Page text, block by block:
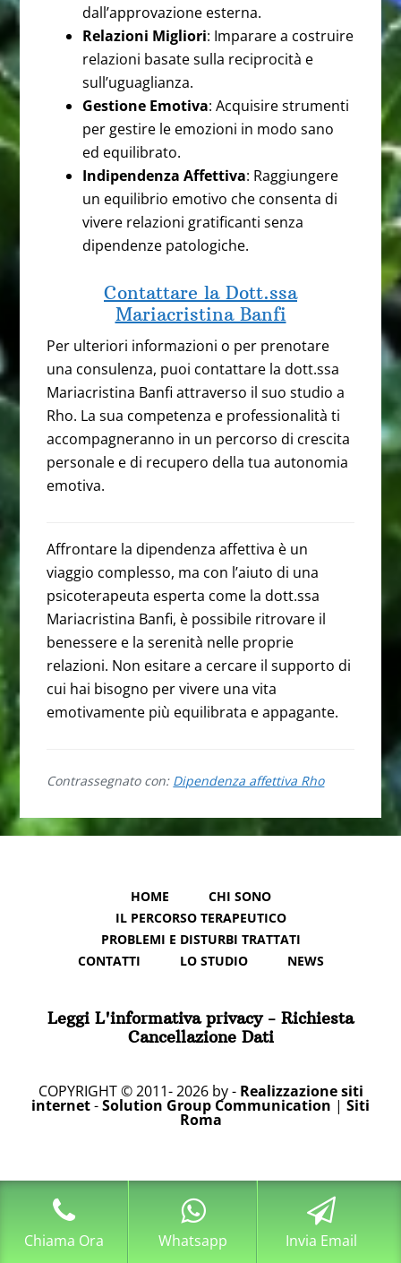
dall’approvazione esterna.
Relazioni Migliori: Imparare a costruire
relazioni basate sulla reciprocità e
sull’uguaglianza.
Gestione Emotiva: Acquisire strumenti
per gestire le emozioni in modo sano
ed equilibrato.
Indipendenza Affettiva: Raggiungere
un equilibrio emotivo che consenta di
vivere relazioni gratificanti senza
dipendenze patologiche.
Contattare la Dott.ssa
Mariacristina Banfi
Per ulteriori informazioni o per prenotare
una consulenza, puoi contattare la dott.ssa
Mariacristina Banfi attraverso il suo studio a
Rho. La sua competenza e professionalità ti
accompagneranno in un percorso di crescita
personale e di recupero della tua autonomia
emotiva.
Affrontare la dipendenza affettiva è un
viaggio complesso, ma con l’aiuto di una
psicoterapeuta esperta come la dott.ssa
Mariacristina Banfi, è possibile ritrovare il
benessere e la serenità nelle proprie
relazioni. Non esitare a cercare il supporto di
cui hai bisogno per vivere una vita
emotivamente più equilibrata e appagante.
Contrassegnato con: Dipendenza affettiva Rho
HOME
CHI SONO
IL PERCORSO TERAPEUTICO
PROBLEMI E DISTURBI TRATTATI
CONTATTI
LO STUDIO NEWS
Leggi L'informativa privacy- Richiesta
Cancellazione Dati
COPYRIGHT © 2011- 2026 by - Realizzazione siti
internet-Solution Group Communication | Siti
Roma
Chiama Ora Whatsapp Invia Email